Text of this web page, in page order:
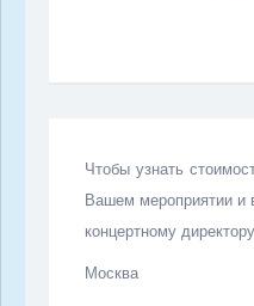
Чтобы узнать
Вашем мероприятии и
концертному
Москва